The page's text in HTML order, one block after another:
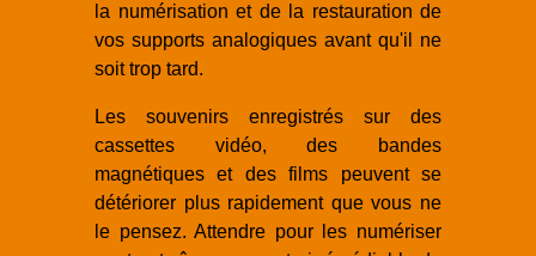
la numérisation et de la restauration de
vos supports analogiques avant qu'il ne
soit trop tard.
Les souvenirs enregistrés sur des
cassettes vidéo, des bandes
magnétiques et des films peuvent se
détériorer plus rapidement que vous ne
le pensez. Attendre pour les numériser